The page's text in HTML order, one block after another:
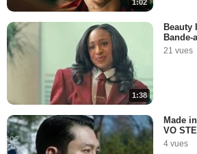
1:02
1:38
Beauty
Bande-
21 vues
Made
VO
4 vues